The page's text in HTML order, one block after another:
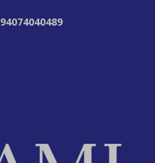
94074040489